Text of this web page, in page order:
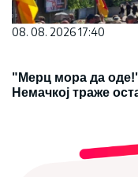
08. 08. 2026 17:40
"Мерц мора да
Немачкој траже